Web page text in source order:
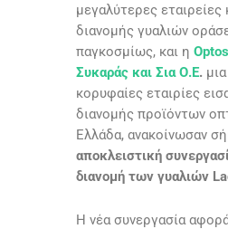
μεγαλύτερες εταιρείες
διανομής γυαλιών
παγκοσμίως, και η
Συκαράς και Σια Ο.Ε.
κορυφαίες εταιρίες
διανομής προϊόντων
Ελλάδα, ανακοίνωσαν
αποκλειστική
διανομή των γυαλιών
Η νέα συνεργασία